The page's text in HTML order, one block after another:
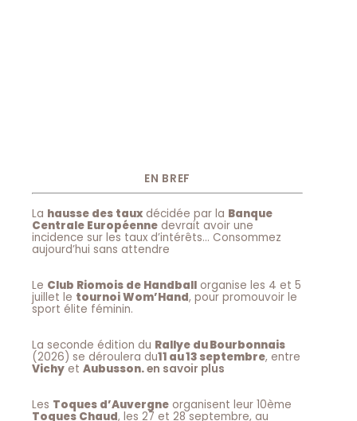
EN BREF
La hausse des taux décidée par la Banque
Centrale Européenne devrait avoir une
incidence sur les taux d’intérêts… Consommez
aujourd’hui sans attendre
Le Club Riomois de Handball organise les 4 et 5
juillet le tournoi Wom’Hand, pour promouvoir le
sport élite féminin.
La seconde édition du Rallye du Bourbonnais
(2026) se déroulera du11 au 13 septembre, entre
Vichy et Aubusson.en savoir plus
Les Toques d’Auvergne organisent leur 10ème
Toques Chaud, les 27 et 28 septembre, au